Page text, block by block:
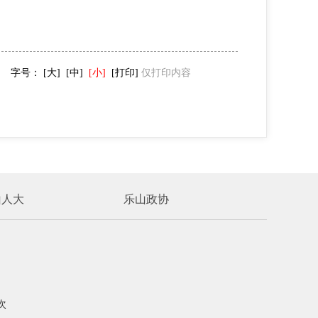
字号： [大] [中] [小] [打印] 仅打印内容
大 乐山政协